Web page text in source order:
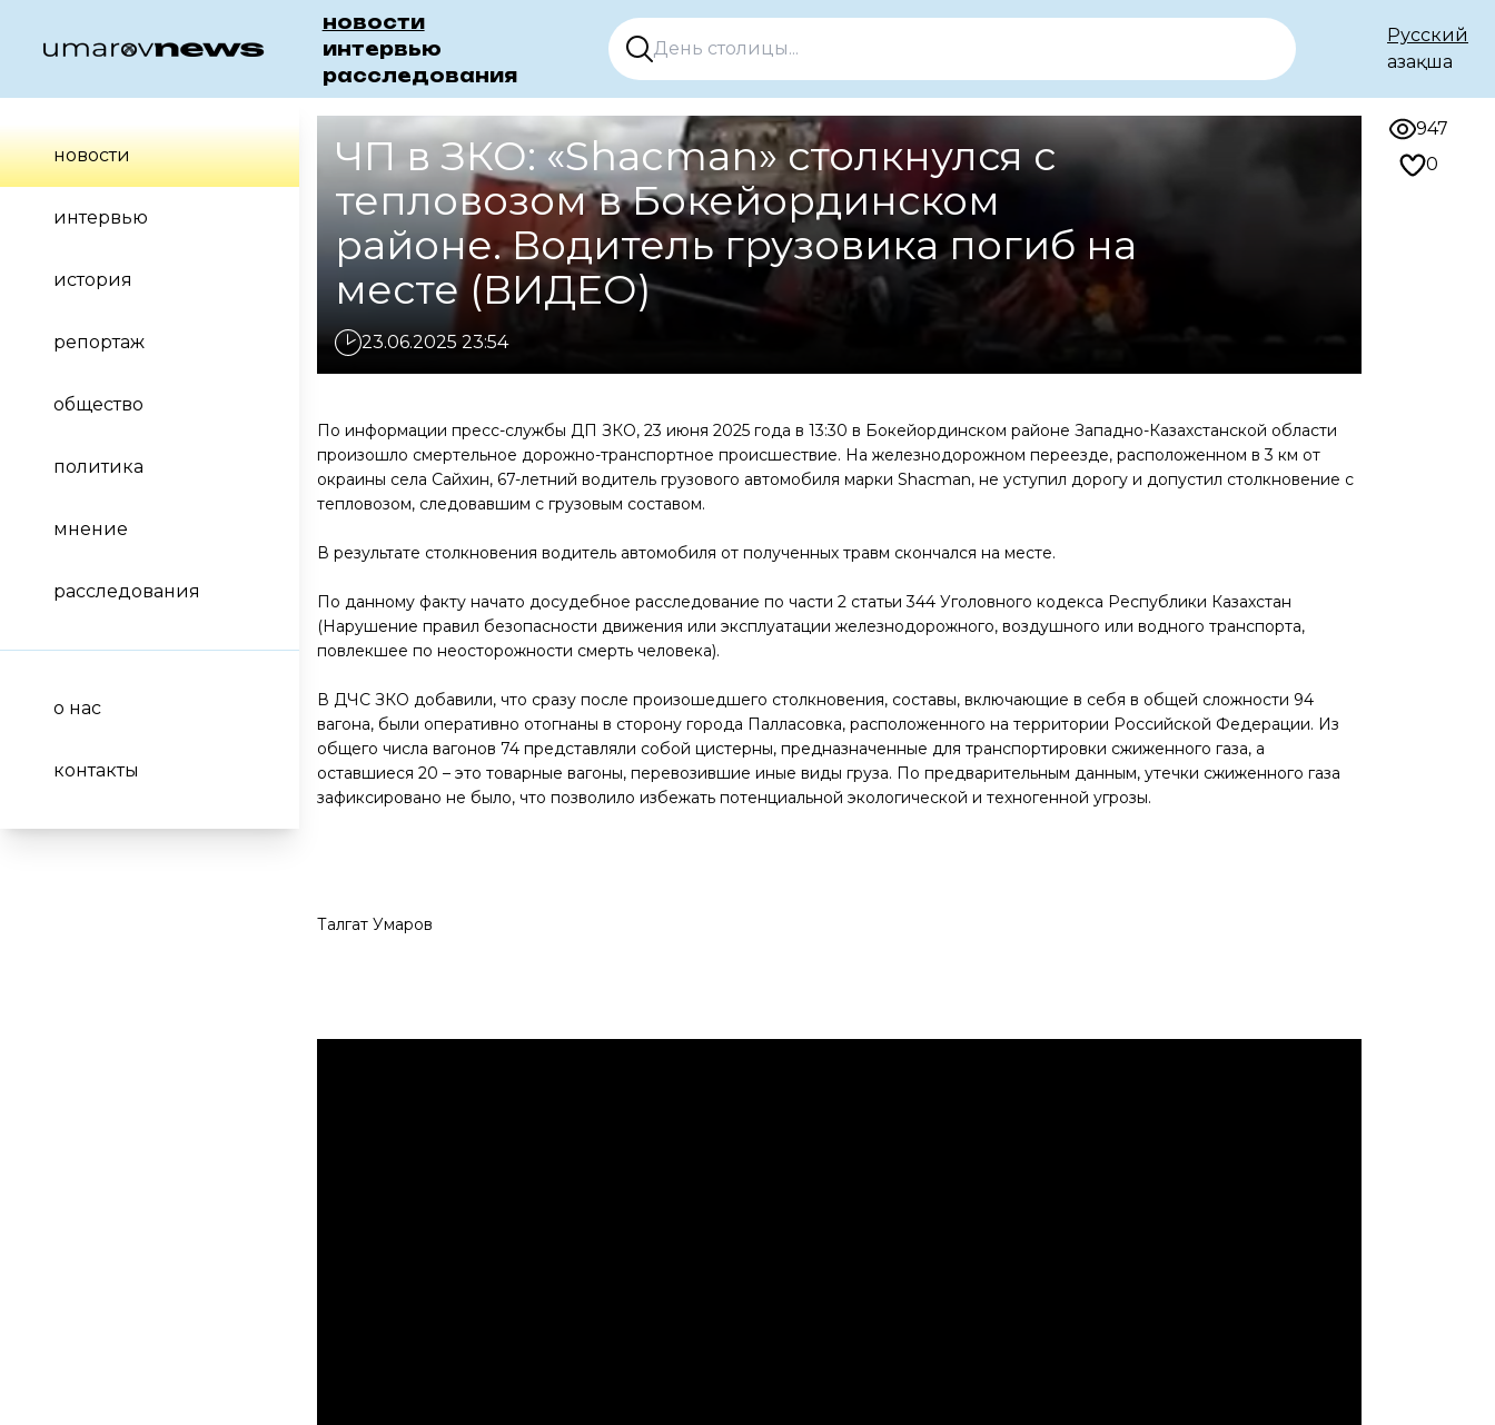
новости
интервью
расследования
Русский
Қазақша
новости
интервью
история
репортаж
общество
политика
мнение
расследования
о нас
контакты
ЧП в ЗКО: «Shacman» столкнулся с
тепловозом в Бокейординском
районе. Водитель грузовика погиб на
месте (ВИДЕО)
23.06.2025 23:54
По информации пресс-службы ДП ЗКО, 23 июня 2025 года в 13:30 в Бокейординском районе Западно-Казахстанской области
произошло смертельное дорожно-транспортное происшествие. На железнодорожном переезде, расположенном в 3 км от
окраины села Сайхин, 67-летний водитель грузового автомобиля марки Shacman, не уступил дорогу и допустил столкновение с
тепловозом, следовавшим с грузовым составом.
В результате столкновения водитель автомобиля от полученных травм скончался на месте.
По данному факту начато досудебное расследование по части 2 статьи 344 Уголовного кодекса Республики Казахстан
(Нарушение правил безопасности движения или эксплуатации железнодорожного, воздушного или водного транспорта,
повлекшее по неосторожности смерть человека).
В ДЧС ЗКО добавили, что сразу после произошедшего столкновения, составы, включающие в себя в общей сложности 94
вагона, были оперативно отогнаны в сторону города Палласовка, расположенного на территории Российской Федерации. Из
общего числа вагонов 74 представляли собой цистерны, предназначенные для транспортировки сжиженного газа, а
оставшиеся 20 – это товарные вагоны, перевозившие иные виды груза. По предварительным данным, утечки сжиженного газа
зафиксировано не было, что позволило избежать потенциальной экологической и техногенной угрозы.
Талгат Умаров
947
0